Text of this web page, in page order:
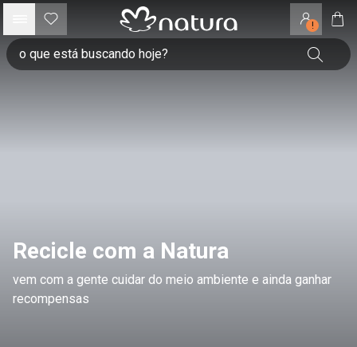
!
Recicle com a Natura
vem com a gente cuidar do meio ambiente e ainda ganhar
recompensas